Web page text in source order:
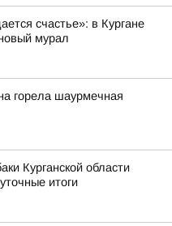
счастье»: в Кургане
мурал
горела шаурмечная
Курганской области
итоги